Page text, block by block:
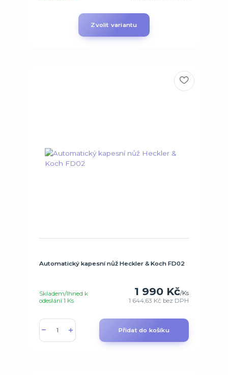
Zvolit variantu
Automatický kapesní nůž Heckler & Koch FD02
1 990 Kč/Ks
1 644,63 Kč bez DPH
Skladem/Ihned k
odeslání 1 Ks
Přidat do košíku